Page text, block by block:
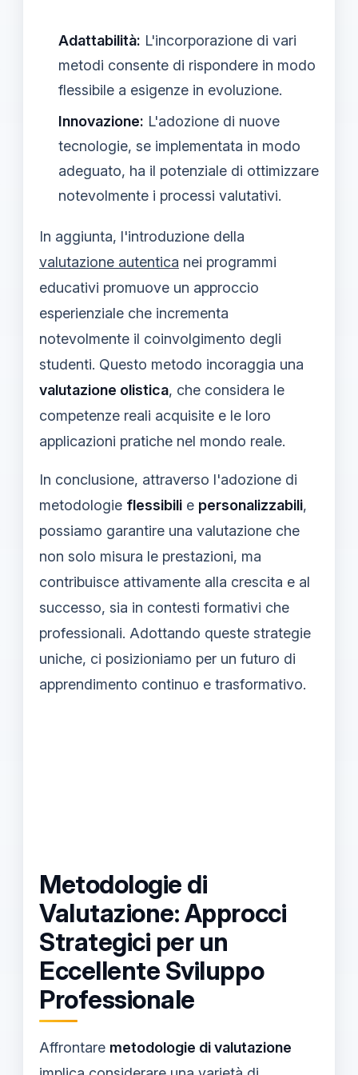
Adattabilità: L'incorporazione di vari
metodi consente di rispondere in modo
flessibile a esigenze in evoluzione.
Innovazione: L'adozione di nuove
tecnologie, se implementata in modo
adeguato, ha il potenziale di ottimizzare
notevolmente i processi valutativi.
In aggiunta, l'introduzione della
valutazione autentica nei programmi
educativi promuove un approccio
esperienziale che incrementa
notevolmente il coinvolgimento degli
studenti. Questo metodo incoraggia una
valutazione olistica, che considera le
competenze reali acquisite e le loro
applicazioni pratiche nel mondo reale.
In conclusione, attraverso l'adozione di
metodologie flessibili e personalizzabili,
possiamo garantire una valutazione che
non solo misura le prestazioni, ma
contribuisce attivamente alla crescita e al
successo, sia in contesti formativi che
professionali. Adottando queste strategie
uniche, ci posizioniamo per un futuro di
apprendimento continuo e trasformativo.
Metodologie di
Valutazione: Approcci
Strategici per un
Eccellente Sviluppo
Professionale
Affrontare metodologie di valutazione